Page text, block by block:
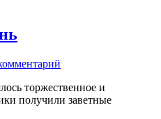
торжественное и
получили заветные